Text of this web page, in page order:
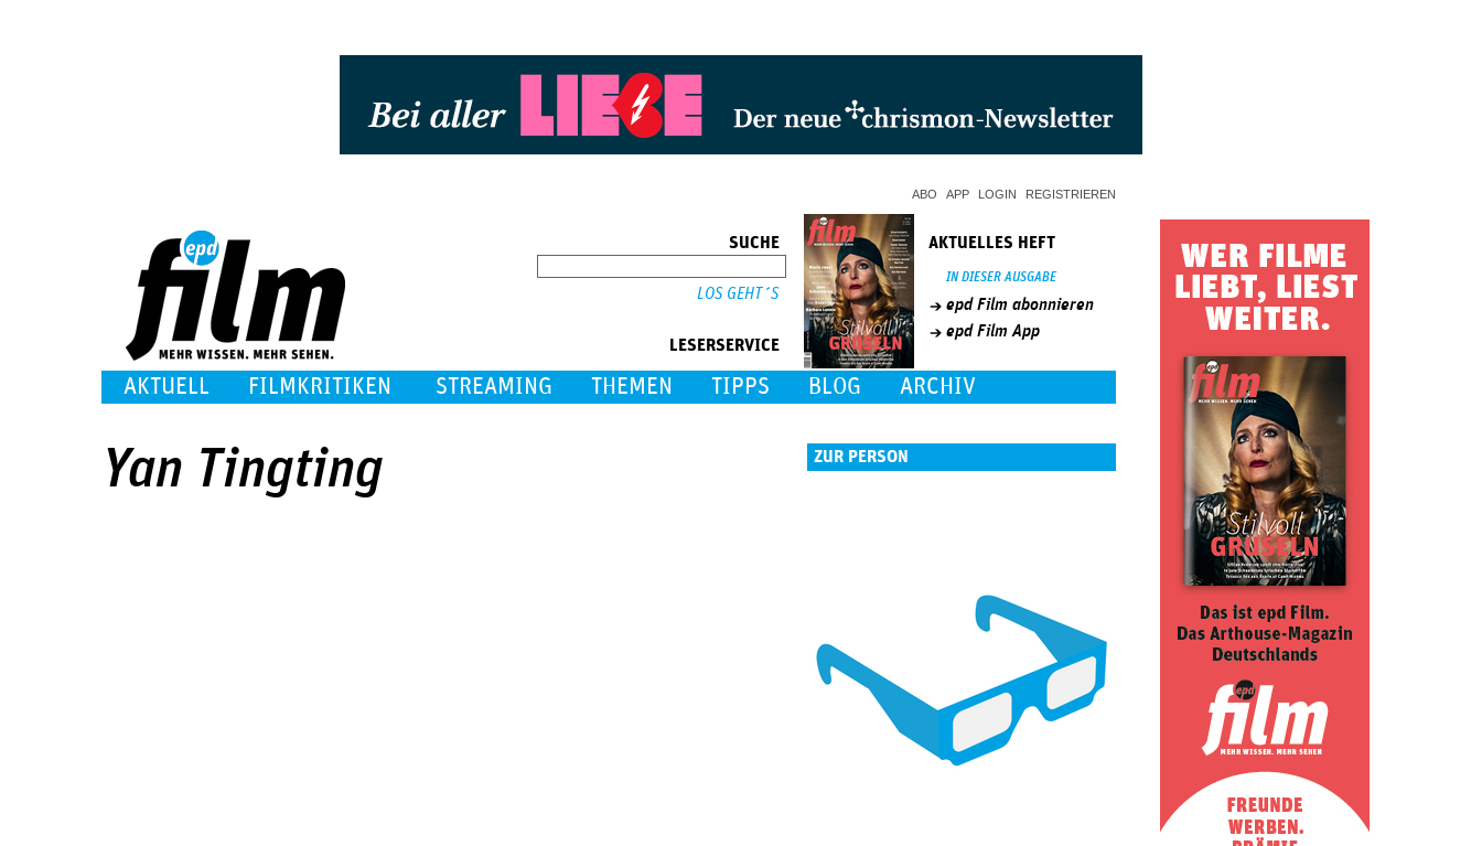
ABO APP LOGIN REGISTRIEREN
SUCHE
LESERSERVICE
AKTUELLES HEFT
IN DIESER AUSGABE
epd Film abonnieren
epd Film App
AKTUELL FILMKRITIKEN STREAMING THEMEN TIPPS BLOG ARCHIV
Yan Tingting ZUR PERSON